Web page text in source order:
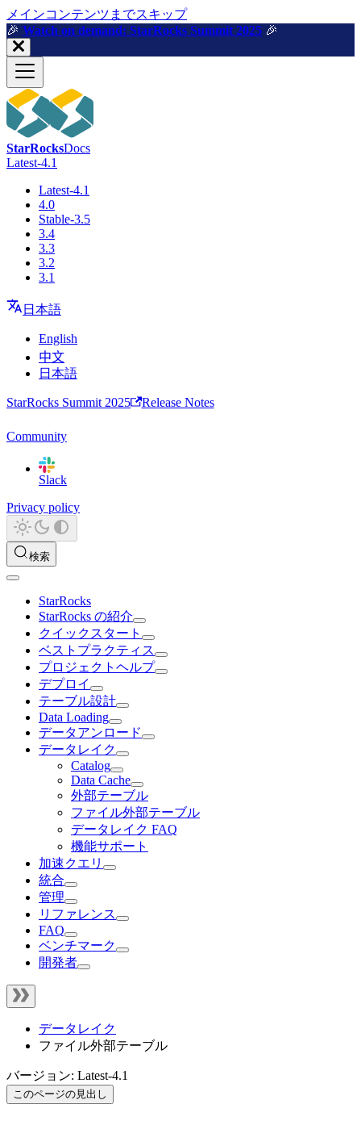
メインコンテンツまでスキップ
🎉️ Watch on demand: StarRocks Summit 2025 🎉️
StarRocksDocs
Latest-4.1
Latest-4.1
4.0
Stable-3.5
3.4
3.3
3.2
3.1
日本語
English
中文
日本語
StarRocks Summit 2025 Release Notes
Community
Slack
Privacy policy
検索
StarRocks
StarRocks の紹介
クイックスタート
ベストプラクティス
プロジェクトヘルプ
デプロイ
テーブル設計
Data Loading
データアンロード
データレイク
Catalog
Data Cache
外部テーブル
ファイル外部テーブル
データレイク FAQ
機能サポート
加速クエリ
統合
管理
リファレンス
FAQ
ベンチマーク
開発者
データレイク
ファイル外部テーブル
バージョン: Latest-4.1
このページの見出し